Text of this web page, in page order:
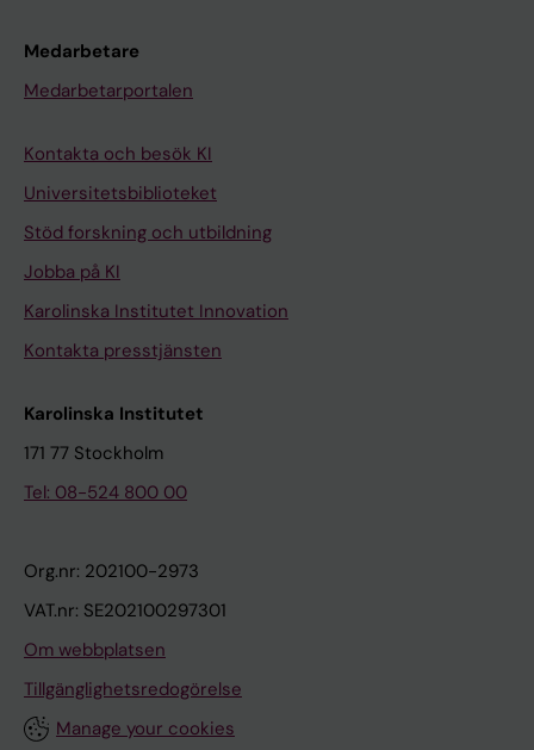
Medarbetare
Medarbetarportalen
Kontakta och besök KI
Universitetsbiblioteket
Stöd forskning och utbildning
Jobba på KI
Karolinska Institutet Innovation
Kontakta presstjänsten
Karolinska Institutet
171 77 Stockholm
Tel: 08-524 800 00
Org.nr: 202100-2973
VAT.nr: SE202100297301
Om webbplatsen
Tillgänglighetsredogörelse
Manage your cookies